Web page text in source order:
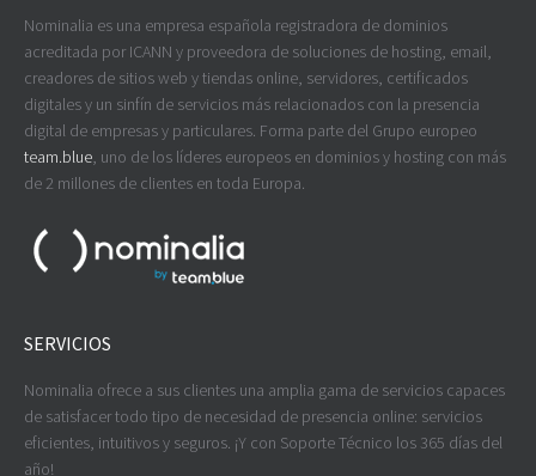
Nominalia es una empresa española registradora de dominios
acreditada por ICANN y proveedora de soluciones de hosting, email,
creadores de sitios web y tiendas online, servidores, certificados
digitales y un sinfín de servicios más relacionados con la presencia
digital de empresas y particulares. Forma parte del Grupo europeo
team.blue, uno de los líderes europeos en dominios y hosting con más
de 2 millones de clientes en toda Europa.
SERVICIOS
Nominalia ofrece a sus clientes una amplia gama de servicios capaces
de satisfacer todo tipo de necesidad de presencia online: servicios
eficientes, intuitivos y seguros. ¡Y con Soporte Técnico los 365 días del
año!